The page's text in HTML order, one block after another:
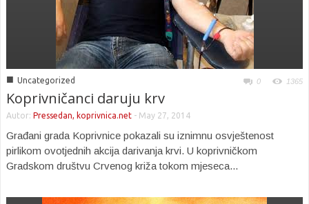
■ Uncategorized 0 1365
Koprivničanci daruju krv
Autor: Pressedan, koprivnica.net - May 27, 2014
Građani grada Koprivnice pokazali su iznimnu osvještenost
pirlikom ovotjednih akcija darivanja krvi. U koprivničkom
Gradskom društvu Crvenog križa tokom mjeseca...